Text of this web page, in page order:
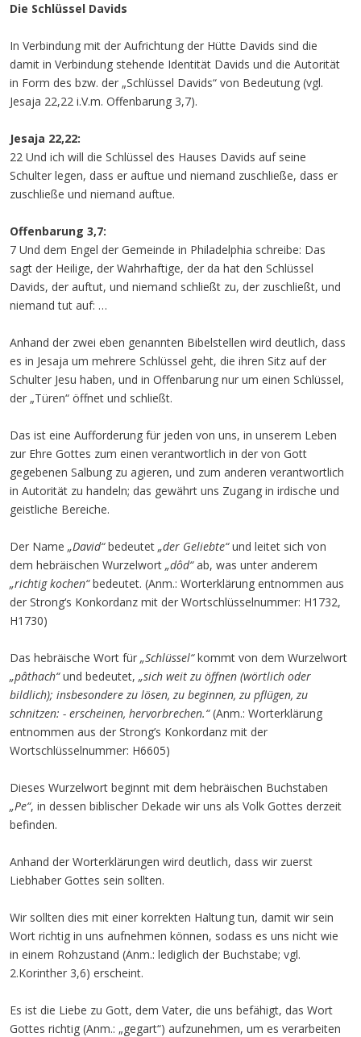
Die Schlüssel Davids
In Verbindung mit der Aufrichtung der Hütte Davids sind die
damit in Verbindung stehende Identität Davids und die Autorität
in Form des bzw. der „Schlüssel Davids“ von Bedeutung (vgl.
Jesaja 22,22 i.V.m. Offenbarung 3,7).
Jesaja 22,22:
22 Und ich will die Schlüssel des Hauses Davids auf seine
Schulter legen, dass er auftue und niemand zuschließe, dass er
zuschließe und niemand auftue.
Offenbarung 3,7:
7 Und dem Engel der Gemeinde in Philadelphia schreibe: Das
sagt der Heilige, der Wahrhaftige, der da hat den Schlüssel
Davids, der auftut, und niemand schließt zu, der zuschließt, und
niemand tut auf: …
Anhand der zwei eben genannten Bibelstellen wird deutlich, dass
es in Jesaja um mehrere Schlüssel geht, die ihren Sitz auf der
Schulter Jesu haben, und in Offenbarung nur um einen Schlüssel,
der „Türen“ öffnet und schließt.
Das ist eine Aufforderung für jeden von uns, in unserem Leben
zur Ehre Gottes zum einen verantwortlich in der von Gott
gegebenen Salbung zu agieren, und zum anderen verantwortlich
in Autorität zu handeln; das gewährt uns Zugang in irdische und
geistliche Bereiche.
Der Name „David“bedeutet „der Geliebte“und leitet sich von
dem hebräischen Wurzelwort „dôd“ab, was unter anderem
„richtig kochen“bedeutet. (Anm.: Worterklärung entnommen aus
der Strong‘s Konkordanz mit der Wortschlüsselnummer: H1732,
H1730)
Das hebräische Wort für „Schlüssel“kommt von dem Wurzelwort
„pâthach“und bedeutet, „sich weit zu öffnen (wörtlich oder
bildlich); insbesondere zu lösen, zu beginnen, zu pflügen, zu
schnitzen: - erscheinen, hervorbrechen.“(Anm.: Worterklärung
entnommen aus der Strong’s Konkordanz mit der
Wortschlüsselnummer: H6605)
Dieses Wurzelwort beginnt mit dem hebräischen Buchstaben
„Pe“, in dessen biblischer Dekade wir uns als Volk Gottes derzeit
befinden.
Anhand der Worterklärungen wird deutlich, dass wir zuerst
Liebhaber Gottes sein sollten.
Wir sollten dies mit einer korrekten Haltung tun, damit wir sein
Wort richtig in uns aufnehmen können, sodass es uns nicht wie
in einem Rohzustand (Anm.: lediglich der Buchstabe; vgl.
2.Korinther 3,6) erscheint.
Es ist die Liebe zu Gott, dem Vater, die uns befähigt, das Wort
Gottes richtig (Anm.: „gegart“) aufzunehmen, um es verarbeiten